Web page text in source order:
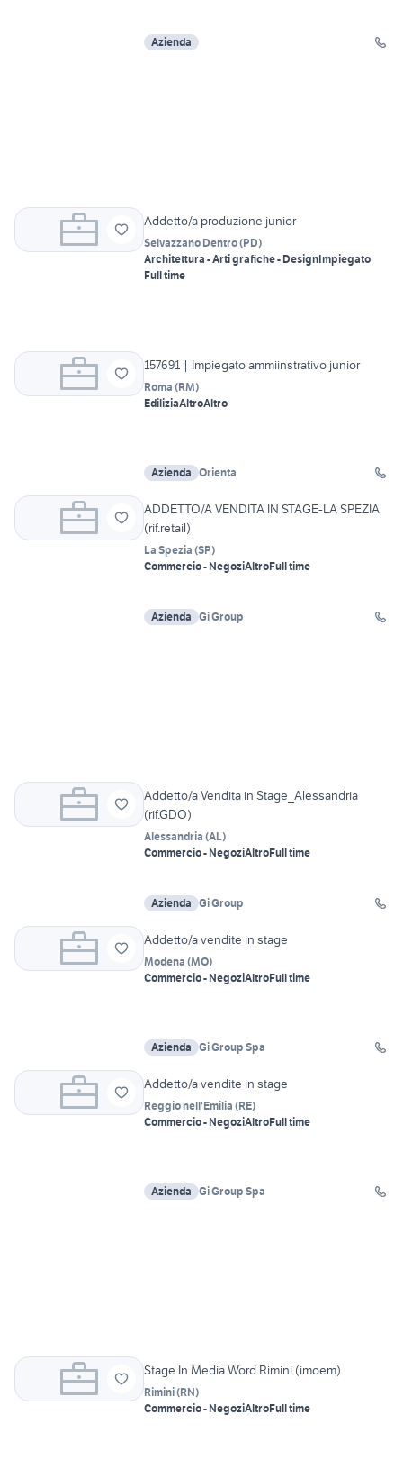
Azienda
Addetto/a produzione junior
Selvazzano Dentro(PD)
Architettura - Arti grafiche - DesignImpiegato
Full time
157691 | Impiegato ammiinstrativo junior
Roma (RM)
EdiliziaAltroAltro
Azienda Orienta
ADDETTO/A VENDITA IN STAGE-LA SPEZIA
(rif.retail)
La Spezia (SP)
Commercio - NegoziAltroFull time
Azienda Gi Group
Addetto/a Vendita in Stage_Alessandria
(rif.GDO)
Alessandria (AL)
Commercio - NegoziAltroFull time
Azienda Gi Group
Addetto/a vendite in stage
Modena (MO)
Commercio - NegoziAltroFull time
Azienda Gi Group Spa
Addetto/a vendite in stage
Reggio nell'Emilia (RE)
Commercio - NegoziAltroFull time
Azienda Gi Group Spa
Stage In Media Word Rimini (imoem)
Rimini(RN)
Commercio - NegoziAltroFull time